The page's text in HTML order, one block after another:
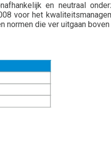
en neutraal
voor het
die ver uitgaan boven